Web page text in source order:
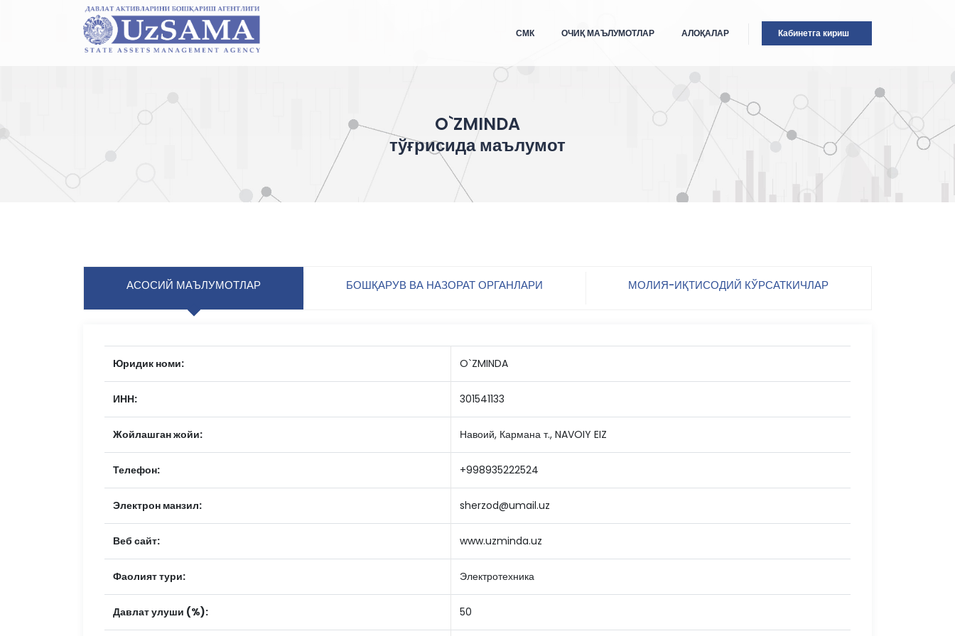
Кабинетга кириш
СМК ОЧИҚ МАЪЛУМОТЛАР АЛОҚАЛАР
O`ZMINDA
тўғрисида маълумот
АСОСИЙ МАЪЛУМОТЛАР БОШҚАРУВ ВА НАЗОРАТ ОРГАНЛАРИ МОЛИЯ-ИҚТИСОДИЙ КЎРСАТКИЧЛАР
Юридик номи: O`ZMINDA
ИНН: 301541133
Жойлашган жойи: Навоий, Кармана т., NAVOIY EIZ
Телефон: +998935222524
Электрон манзил: sherzod@umail.uz
Веб сайт: www.uzminda.uz
Фаолият тури: Электротехника
Давлат улуши (%): 50